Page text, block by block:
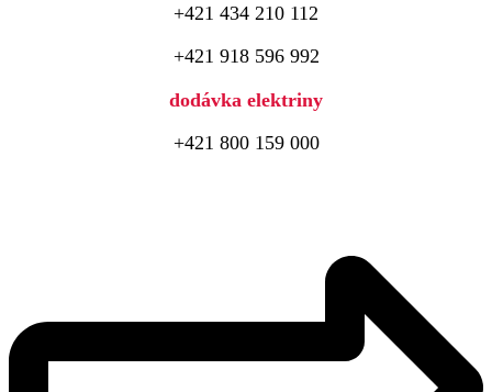
+421 434 210 112
+421 918 596 992
dodávka elektriny
+421 800 159 000